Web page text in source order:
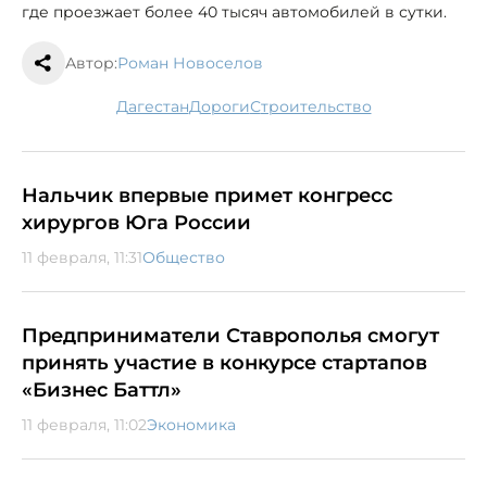
где проезжает более 40 тысяч автомобилей в сутки.
Автор:Роман Новоселов
Дагестан дороги строительство
Нальчик впервые примет конгресс
хирургов Юга России
11 февраля, 11:31Общество
Предприниматели Ставрополья смогут
принять участие в конкурсе стартапов
«Бизнес Баттл»
11 февраля, 11:02Экономика